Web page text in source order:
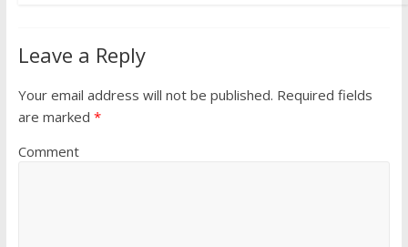
Leave a Reply
Your email address will not be published. Required fields
are marked *
Comment